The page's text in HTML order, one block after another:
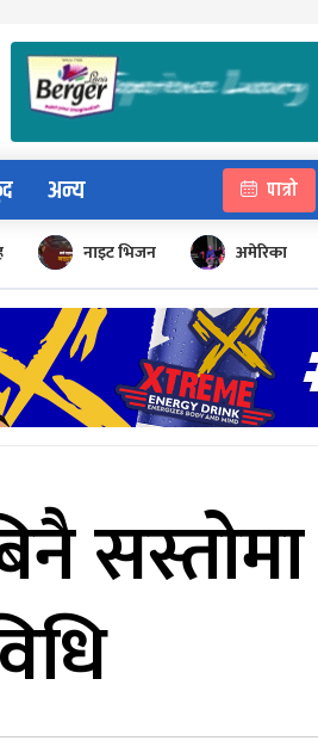
अन्य पात्रो
नाइट भिजन अमेरिका